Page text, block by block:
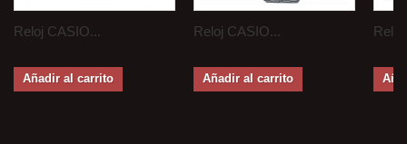
Reloj CASIO...
Añadir al carrito
Reloj CASIO...
Añadir al carrito